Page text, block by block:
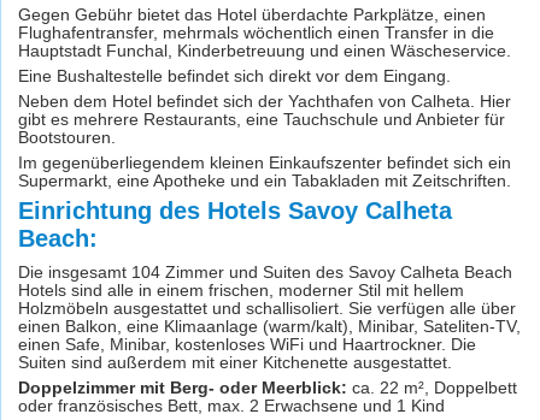
Gegen Gebühr bietet das Hotel überdachte Parkplätze, einen
Flughafentransfer, mehrmals wöchentlich einen Transfer in die
Hauptstadt Funchal, Kinderbetreuung und einen Wäscheservice.
Eine Bushaltestelle befindet sich direkt vor dem Eingang.
Neben dem Hotel befindet sich der Yachthafen von Calheta. Hier
gibt es mehrere Restaurants, eine Tauchschule und Anbieter für
Bootstouren.
Im gegenüberliegendem kleinen Einkaufszenter befindet sich ein
Supermarkt, eine Apotheke und ein Tabakladen mit Zeitschriften.
Einrichtung des Hotels Savoy Calheta
Beach:
Die insgesamt 104 Zimmer und Suiten des Savoy Calheta Beach
Hotels sind alle in einem frischen, moderner Stil mit hellem
Holzmöbeln ausgestattet und schallisoliert. Sie verfügen alle über
einen Balkon, eine Klimaanlage (warm/kalt), Minibar, Sateliten-TV,
einen Safe, Minibar, kostenloses WiFi und Haartrockner. Die
Suiten sind außerdem mit einer Kitchenette ausgestattet.
Doppelzimmer mit Berg- oder Meerblick: ca. 22 m², Doppelbett
oder französisches Bett, max. 2 Erwachsene und 1 Kind